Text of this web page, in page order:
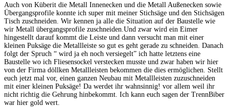
Auch von Küberit die Metall Innenecken und die Metall Außenecken sowie
Übergangsprofile konnte ich super mit meiner Stichsäge und den Stichsägen
Tisch zuschneiden. Wir kennen ja alle die Situation auf der Baustelle wie
wir Metall übergangsprofile zuschneiden.Und zwar wird ein Eimer
hingestellt darauf kommt die Leiste und dann versucht man mit einer
kleinen Puksäge die Metallleiste so gut es geht gerade zu schneiden. Danach
folgt der Spruch “ wird ja eh noch versiegelt” ich hatte letztens eine
Baustelle wo ich Fliesensockel verstecken musste und zwar haben wir hier
von der Firma döllken Metallleisten bekommen die dies ermöglichen. Stellt
euch jetzt mal vor, einen ganzen Neubau mit Metallleisten zuzuschneiden
mit einer kleinen Puksäge! Da werdet ihr wahnsinnig! vor allem weil ihr
nicht richtig die Gehrung hinbekommt. Ich kann euch sagen der TrennBiber
war hier gold wert.